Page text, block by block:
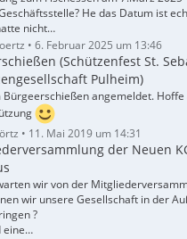
He das Datum ist
nicht…
6. Februar 2025 um 13:46
(Schützenfest St.
Pulheim)
Bürgeerschießen angemeldet.
11. Mai 2019 um 14:31
der Neuen
wir von der
wir unsere Gesellschaft in der
?
eine…